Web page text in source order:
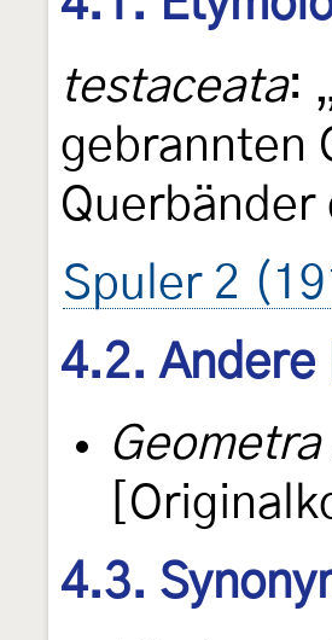
testaceata:
gebrannten
Querbänder
Spuler 2
4.2. Andere
4.3.